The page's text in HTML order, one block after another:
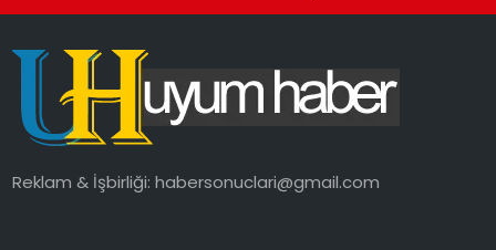
Reklam & İşbirliği:habersonuclari@gmail.com